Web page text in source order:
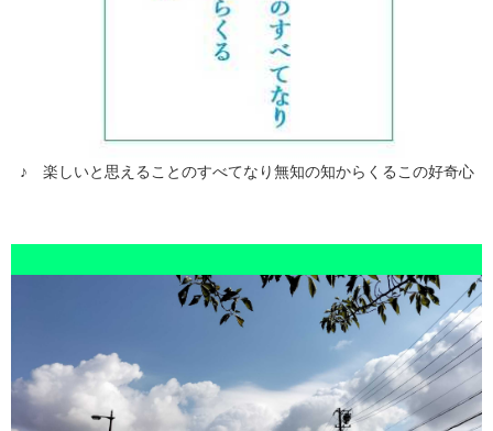
♪ 楽しいと思えることのすべてなり無知の知からくるこの好奇心